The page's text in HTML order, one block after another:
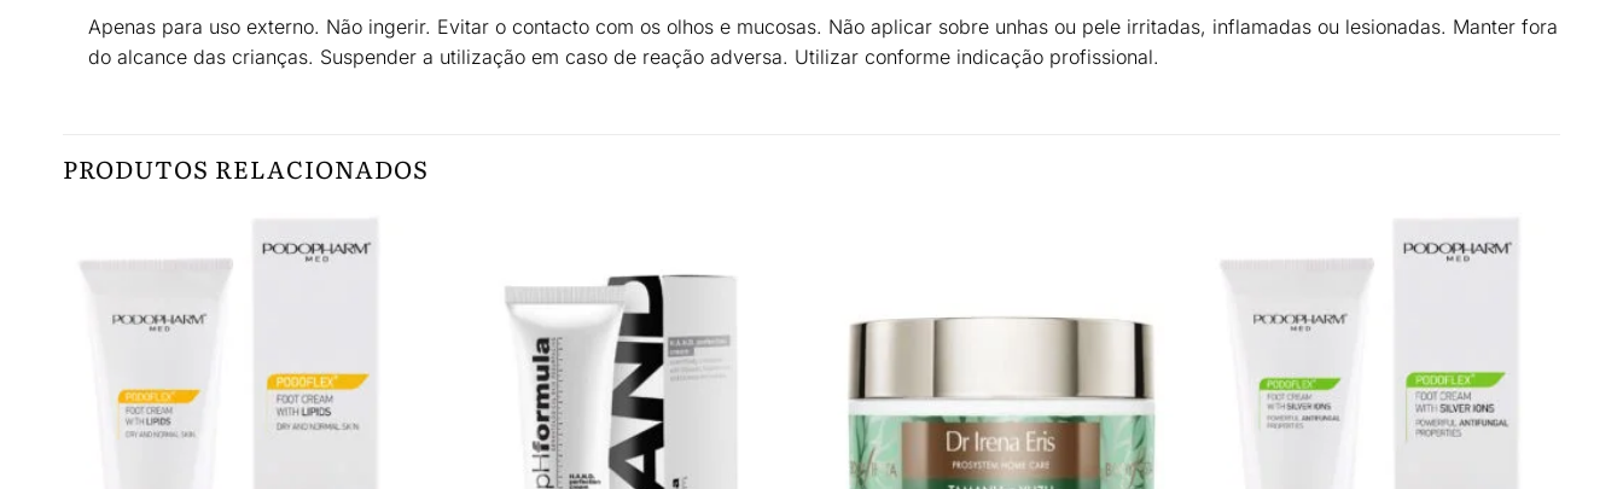
Apenas para uso externo. Não ingerir. Evitar o contacto com os olhos e mucosas. Não aplicar sobre unhas ou pele irritadas, inflamadas ou lesionadas. Manter fora
do alcance das crianças. Suspender a utilização em caso de reação adversa. Utilizar conforme indicação profissional.
PRODUTOS RELACIONADOS